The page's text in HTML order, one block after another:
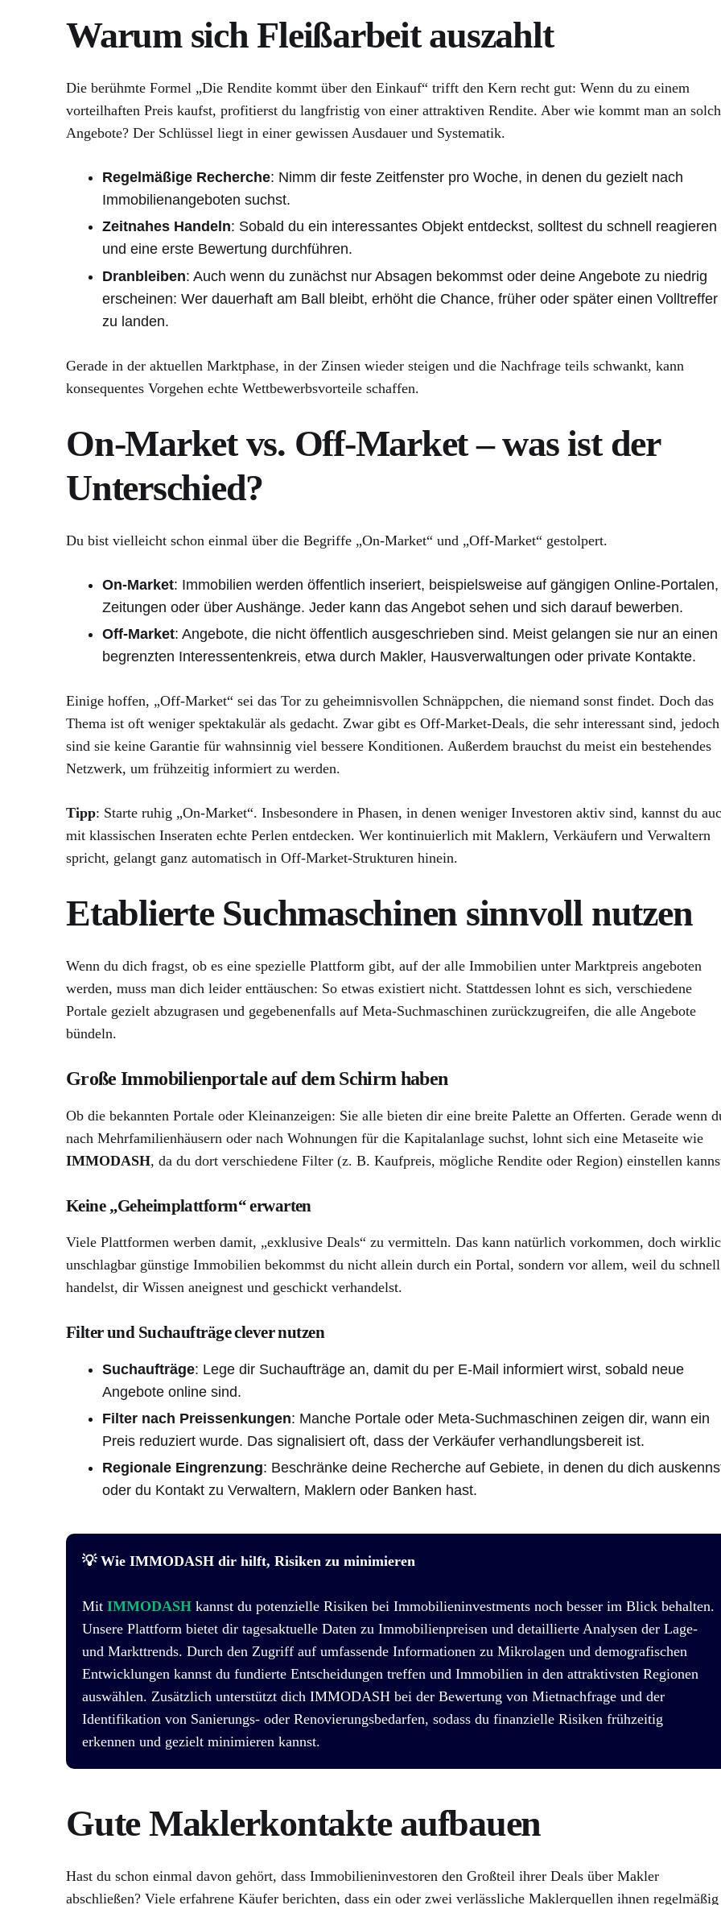
Warum sich Fleißarbeit auszahlt
Die berühmte Formel „Die Rendite kommt über den Einkauf“ trifft den Kern recht gut: Wenn du zu einem
vorteilhaften Preis kaufst, profitierst du langfristig von einer attraktiven Rendite. Aber wie kommt man an
Angebote? Der Schlüssel liegt in einer gewissen Ausdauer und Systematik.
Regelmäßige Recherche: Nimm dir feste Zeitfenster pro Woche, in denen du gezielt nach
Immobilienangeboten suchst.
Zeitnahes Handeln: Sobald du ein interessantes Objekt entdeckst, solltest du schnell reagieren
und eine erste Bewertung durchführen.
Dranbleiben: Auch wenn du zunächst nur Absagen bekommst oder deine Angebote zu niedrig
erscheinen: Wer dauerhaft am Ball bleibt, erhöht die Chance, früher oder später einen Volltreffer
zu landen.
Gerade in der aktuellen Marktphase, in der Zinsen wieder steigen und die Nachfrage teils schwankt, kann
konsequentes Vorgehen echte Wettbewerbsvorteile schaffen.
On-Market vs. Off-Market – was ist der
Unterschied?
Du bist vielleicht schon einmal über die Begriffe „On-Market“ und „Off-Market“ gestolpert.
On-Market: Immobilien werden öffentlich inseriert, beispielsweise auf gängigen Online-
Zeitungen oder über Aushänge. Jeder kann das Angebot sehen und sich darauf bewerben.
Off-Market: Angebote, die nicht öffentlich ausgeschrieben sind. Meist gelangen sie nur an einen
begrenzten Interessentenkreis, etwa durch Makler, Hausverwaltungen oder private Kontakte.
Einige hoffen, „Off-Market“ sei das Tor zu geheimnisvollen Schnäppchen, die niemand sonst findet. Doch das
Thema ist oft weniger spektakulär als gedacht. Zwar gibt es Off-Market-Deals, die sehr interessant sind, jedoch
sind sie keine Garantie für wahnsinnig viel bessere Konditionen. Außerdem brauchst du meist ein bestehendes
Netzwerk, um frühzeitig informiert zu werden.
Tipp: Starte ruhig „On-Market“. Insbesondere in Phasen, in denen weniger Investoren aktiv sind, kannst du
mit klassischen Inseraten echte Perlen entdecken. Wer kontinuierlich mit Maklern, Verkäufern und Verwaltern
spricht, gelangt ganz automatisch in Off-Market-Strukturen hinein.
Etablierte Suchmaschinen sinnvoll nutzen
Wenn du dich fragst, ob es eine spezielle Plattform gibt, auf der alle Immobilien unter Marktpreis angeboten
werden, muss man dich leider enttäuschen: So etwas existiert nicht. Stattdessen lohnt es sich, verschiedene
Portale gezielt abzugrasen und gegebenenfalls auf Meta-Suchmaschinen zurückzugreifen, die alle Angebote
bündeln.
Große Immobilienportale auf dem Schirm haben
Ob die bekannten Portale oder Kleinanzeigen: Sie alle bieten dir eine breite Palette an Offerten. Gerade wenn
nach Mehrfamilienhäusern oder nach Wohnungen für die Kapitalanlage suchst, lohnt sich eine Metaseite wie
IMMODASH, da du dort verschiedene Filter (z. B. Kaufpreis, mögliche Rendite oder Region) einstellen
Keine „Geheimplattform“ erwarten
Viele Plattformen werben damit, „exklusive Deals“ zu vermitteln. Das kann natürlich vorkommen, doch
unschlagbar günstige Immobilien bekommst du nicht allein durch ein Portal, sondern vor allem, weil du schnell
handelst, dir Wissen aneignest und geschickt verhandelst.
Filter und Suchaufträge clever nutzen
Suchaufträge: Lege dir Suchaufträge an, damit du per E-Mail informiert wirst, sobald neue
Angebote online sind.
Filter nach Preissenkungen: Manche Portale oder Meta-Suchmaschinen zeigen dir, wann ein
Preis reduziert wurde. Das signalisiert oft, dass der Verkäufer verhandlungsbereit ist.
Regionale Eingrenzung: Beschränke deine Recherche auf Gebiete, in denen du dich
oder du Kontakt zu Verwaltern, Maklern oder Banken hast.
💡 Wie IMMODASH dir hilft, Risiken zu minimieren
Mit IMMODASH kannst du potenzielle Risiken bei Immobilieninvestments noch besser im Blick behalten.
Unsere Plattform bietet dir tagesaktuelle Daten zu Immobilienpreisen und detaillierte Analysen der Lage-
und Markttrends. Durch den Zugriff auf umfassende Informationen zu Mikrolagen und demografischen
Entwicklungen kannst du fundierte Entscheidungen treffen und Immobilien in den attraktivsten Regionen
auswählen. Zusätzlich unterstützt dich IMMODASH bei der Bewertung von Mietnachfrage und der
Identifikation von Sanierungs- oder Renovierungsbedarfen, sodass du finanzielle Risiken frühzeitig
erkennen und gezielt minimieren kannst.
Gute Maklerkontakte aufbauen
Hast du schon einmal davon gehört, dass Immobilieninvestoren den Großteil ihrer Deals über Makler
abschließen? Viele erfahrene Käufer berichten, dass ein oder zwei verlässliche Maklerquellen ihnen regelmäßig